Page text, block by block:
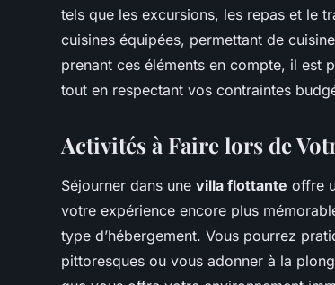
tels que les excursions, les repas et le
cuisines équipées, permettant de
prenant ces éléments en compte, il est
tout en respectant vos contraintes
Activités à Faire lors de
Séjourner dans une villa flottante offre
votre expérience encore plus
type d’hébergement. Vous pourrez
pittoresques ou vous adonner à la